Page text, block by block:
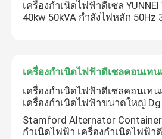
เครื่องกำเนิดไฟฟ้าดีเซล
40kw 50kVA กำลังไฟหลัก 50Hz
เครื่องกำเนิดไฟฟ้าดีเซลคอนเทน
เครื่องกำเนิดไฟฟ้าดีเซลคอนเทน
เครื่องกำเนิดไฟฟ้าขนาดใหญ่ Dg
Stamford Alternator
กำเนิดไฟฟ้า เครื่องกำเนิดไฟฟ้า